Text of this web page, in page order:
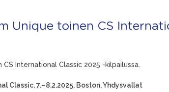
Unique toinen CS
CS International Classic 2025 -kilpailussa.
Classic, 7.–8.2.2025, Boston, Yhdysvallat